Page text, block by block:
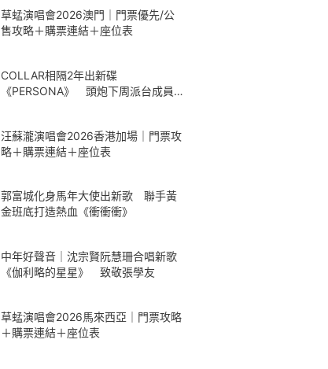
草蜢演唱會2026澳門｜門票優先/公
售攻略＋購票連結＋座位表
COLLAR相隔2年出新碟
《PERSONA》 頭炮下周派台成員
汪蘇瀧演唱會2026香港加場｜門票攻
略＋購票連結＋座位表
郭富城化身馬年大使出新歌 聯手黃
金班底打造熱血《衝衝衝》
中年好聲音｜沈宗賢阮慧珊合唱新歌
《伽利略的星星》 致敬張學友
草蜢演唱會2026馬來西亞｜門票攻略
＋購票連結＋座位表